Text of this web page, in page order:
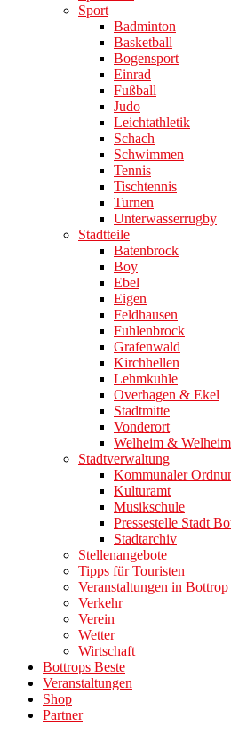
Sport
Badminton
Basketball
Bogensport
Einrad
Fußball
Judo
Leichtathletik
Schach
Schwimmen
Tennis
Tischtennis
Turnen
Unterwasserrugby
Stadtteile
Batenbrock
Boy
Ebel
Eigen
Feldhausen
Fuhlenbrock
Grafenwald
Kirchhellen
Lehmkuhle
Overhagen & Ekel
Stadtmitte
Vonderort
Welheim &
Stadtverwaltung
Kommunaler
Kulturamt
Musikschule
Pressestelle Stadt
Stadtarchiv
Stellenangebote
Tipps für Touristen
Veranstaltungen in Bottrop
Verkehr
Verein
Wetter
Wirtschaft
Bottrops Beste
Veranstaltungen
Shop
Partner